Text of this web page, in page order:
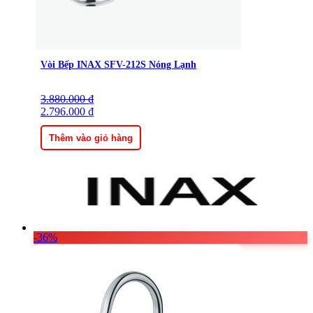
Vòi Bếp INAX SFV-212S Nóng Lạnh
3.880.000₫
Giá
gốc
là:
3.880.000 ₫.
2.796.000 ₫
Giá
hiện
tại
là:
2.796.000 ₫.
Thêm vào giỏ hàng
-36%